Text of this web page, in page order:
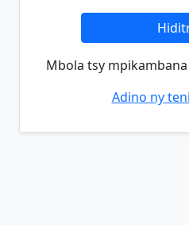
Mbola tsy mpikambana
Adino ny